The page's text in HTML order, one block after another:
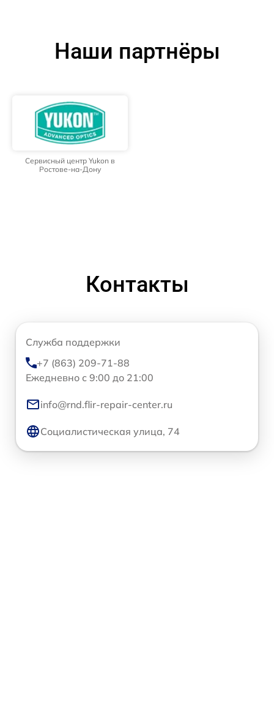
Наши партнёры
Сервисный центр Yukon в
Ростове-на-Дону
Контакты
Служба поддержки
+7 (863) 209-71-88
Ежедневно с 9:00 до 21:00
info@rnd.flir-repair-center.ru
Социалистическая улица, 74